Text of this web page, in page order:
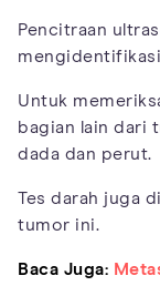
Pencitraan
Untuk
bagian lain dari
dada dan perut.
Tes darah juga
tumor ini.
Baca Juga: